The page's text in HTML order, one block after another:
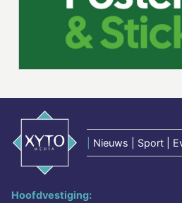
Nieuws | Sport |
Hoofdvestiging: